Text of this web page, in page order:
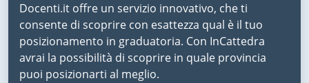
Docenti.it offre un servizio innovativo, che ti
consente di scoprire con esattezza qual è il tuo
posizionamento in graduatoria. Con InCattedra
avrai la possibilità di scoprire in quale provincia
puoi posizionarti al meglio.